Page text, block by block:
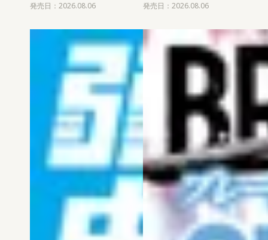
発売日：2026.08.06
発売日：2026.08.06